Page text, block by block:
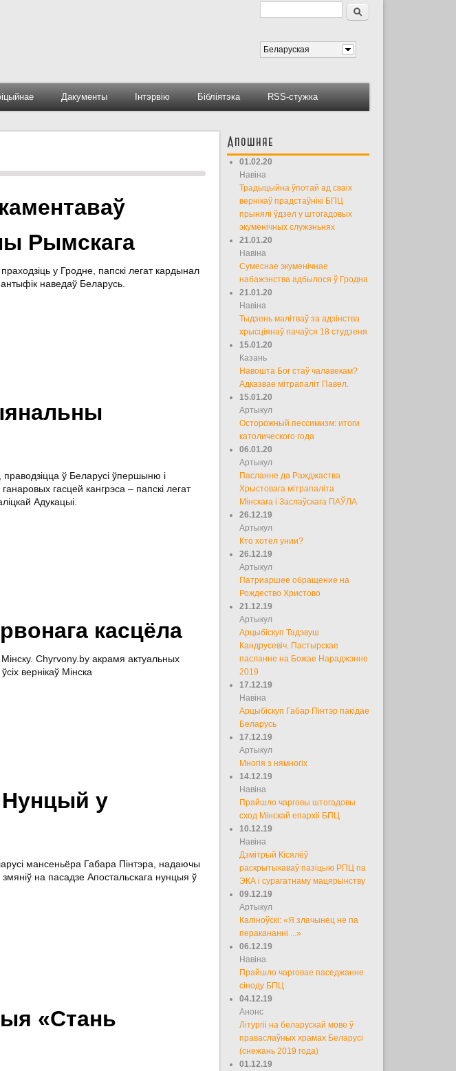
Форма пошуку
Пошук
Беларуская
Дакументы Інтэрвію Бібліятэка RSS-стужка
Рымскага
у Гродне, папскі легат кардынал
наведаў Беларусь.
ў Беларусі ўпершыню і
гасцей кангрэса – папскі легат
Адукацыі.
касцёла
Сhyrvony.by акрамя актуальных
вернікаў Мінска
Нунцый у
мансеньёра Габара Пінтэра, надаючы
на пасадзе Апостальскага нунцыя ў
«Стань
Апошняе
01.02.20
Навіна
Традыцыйна ўпотай ад сваіх
вернікаў прадстаўнікі БПЦ
прынялі ўдзел у штогадовых
экуменічных служэньнях
21.01.20
Навіна
Сумеснае экуменічнае
набажэнства адбылося ў Гродна
21.01.20
Навіна
Тыдзень малітваў за адзінства
хрысціянаў пачаўся 18 студзеня
15.01.20
Казань
Навошта Бог стаў чалавекам?
Адказвае мітрапаліт Павел.
15.01.20
Артыкул
Осторожный пессимизм: итоги
католического года
06.01.20
Артыкул
Пасланне да Ражджаства
Хрыстовага мітрапаліта
Мінскага і Заслаўскага ПАЎЛА
26.12.19
Артыкул
Кто хотел унии?
26.12.19
Артыкул
Патриаршее обращение на
Рождество Христово
21.12.19
Артыкул
Арцыбіскуп Тадэвуш
Кандрусевіч. Пастырскае
пасланне на Божае Нараджэнне
2019
17.12.19
Навіна
Арцыбіскуп Габар Пінтэр пакідае
Беларусь
17.12.19
Артыкул
Многія з нямногіх
14.12.19
Навіна
Прайшло чарговы штогадовы
сход Мінскай епархіі БПЦ
10.12.19
Навіна
Дзмітрый Кісялёў
раскрытыкаваў пазіцыю РПЦ па
ЭКА і сурагатнаму мацярынству
09.12.19
Артыкул
Каліноўскі: «Я злачынец не па
перакананні ...»
06.12.19
Навіна
Прайшло чарговае паседжанне
сіноду БПЦ
04.12.19
Анонс
Літургіі на беларускай мове ў
праваслаўных храмах Беларусі
(снежань 2019 года)
01.12.19